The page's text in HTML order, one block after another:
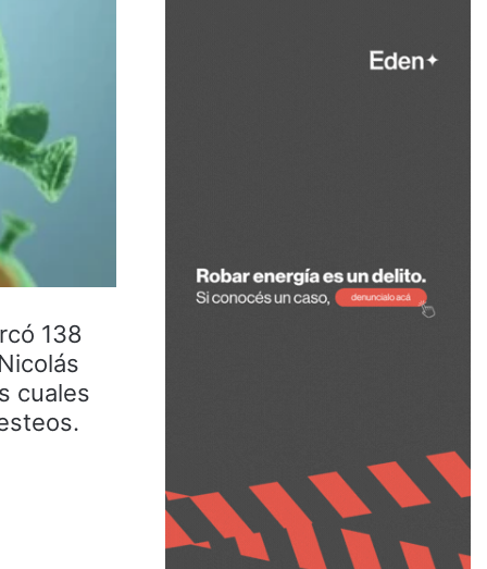
138
cuales